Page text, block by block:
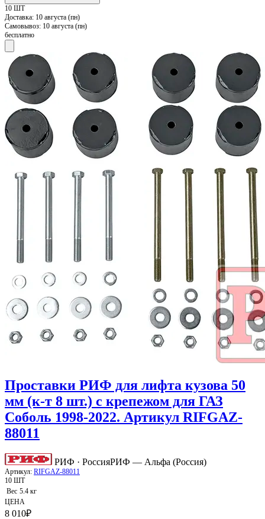
10 ШТ
Доставка: 10 августа (пн)
Самовывоз: 10 августа (пн)
бесплатно
Проставки РИФ для лифта кузова 50
мм (к-т 8 шт.) с крепежом для ГАЗ
Соболь 1998-2022. Артикул RIFGAZ-
88011
РИФ · РоссияРИФ — Альфа (Россия)
Артикул: RIFGAZ-88011
10 ШТ
Вес 5.4 кг
ЦЕНА
8 010₽